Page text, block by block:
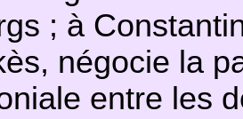
; à
négocie la
entre les